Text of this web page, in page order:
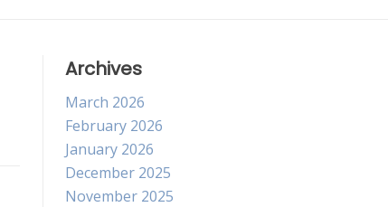
Archives
March 2026
February 2026
January 2026
December 2025
November 2025